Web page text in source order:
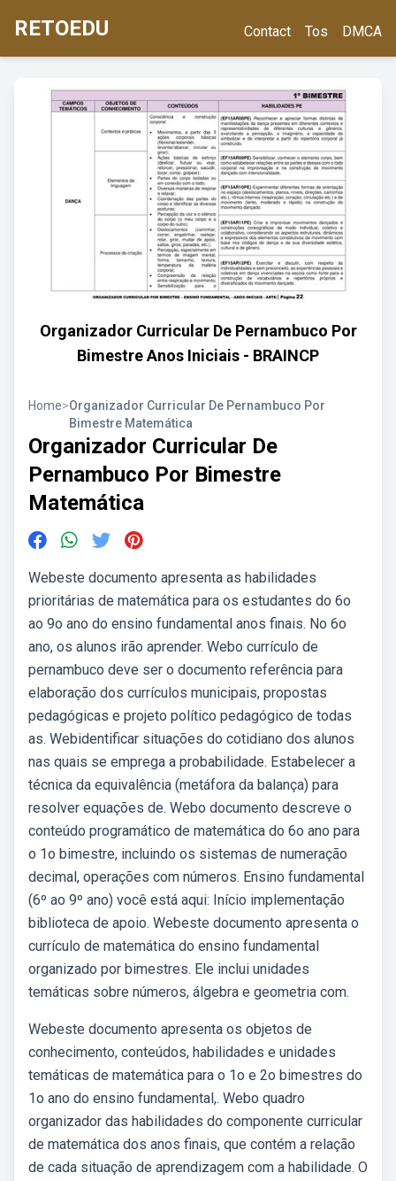
RETOEDU Contact Tos DMCA
Organizador Curricular De Pernambuco Por
Bimestre Anos Iniciais - BRAINCP
Home>Organizador Curricular De Pernambuco Por
Bimestre Matemática
Organizador Curricular De
Pernambuco Por Bimestre
Matemática
Webeste documento apresenta as habilidades
prioritárias de matemática para os estudantes do 6o
ao 9o ano do ensino fundamental anos finais. No 6o
ano, os alunos irão aprender. Webo currículo de
pernambuco deve ser o documento referência para
elaboração dos currículos municipais, propostas
pedagógicas e projeto político pedagógico de todas
as. Webidentificar situações do cotidiano dos alunos
nas quais se emprega a probabilidade. Estabelecer a
técnica da equivalência (metáfora da balança) para
resolver equações de. Webo documento descreve o
conteúdo programático de matemática do 6o ano para
o 1o bimestre, incluindo os sistemas de numeração
decimal, operações com números. Ensino fundamental
(6º ao 9º ano) você está aqui: Início implementação
biblioteca de apoio. Webeste documento apresenta o
currículo de matemática do ensino fundamental
organizado por bimestres. Ele inclui unidades
temáticas sobre números, álgebra e geometria com.
Webeste documento apresenta os objetos de
conhecimento, conteúdos, habilidades e unidades
temáticas de matemática para o 1o e 2o bimestres do
1o ano do ensino fundamental,. Webo quadro
organizador das habilidades do componente curricular
de matemática dos anos finais, que contém a relação
de cada situação de aprendizagem com a habilidade. O